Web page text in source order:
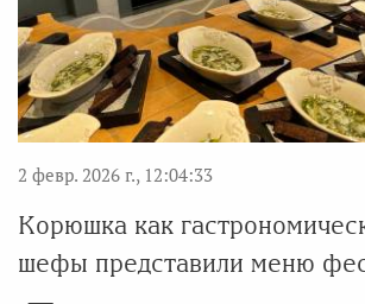
2 февр. 2026 г., 12:04:33
Корюшка как
шефы представили меню